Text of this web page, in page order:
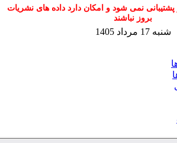
نمی شود و امکان دارد داده های نشریات
بروز نباشند
شنبه 17 مرداد 1405